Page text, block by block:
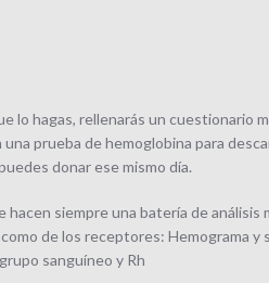
lo hagas, rellenarás un cuestionario
prueba de hemoglobina para
donar ese mismo día.
hacen siempre una batería de análisis
de los receptores: Hemograma y
sanguíneo y Rh